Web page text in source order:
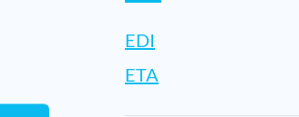
EDI
ETA